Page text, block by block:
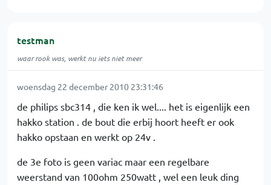
testman
waar rook was, werkt nu iets niet meer
woensdag 22 december 2010 23:31:46
de philips sbc314 , die ken ik wel.... het is eigenlijk een
hakko station . de bout die erbij hoort heeft er ook
hakko opstaan en werkt op 24v .
de 3e foto is geen variac maar een regelbare
weerstand van 100ohm 250watt , wel een leuk ding